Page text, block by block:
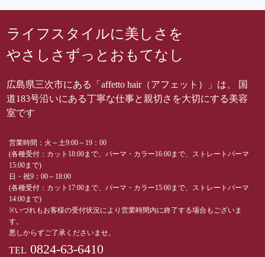
ライフスタイルに美しさを
やさしさずっとおもてなし
広島県三次市にある「affetto hair（アフェット）」は、 国
道183号沿いにある丁寧な仕事と親切さを大切にする美容
室です
営業時間：火～土9:00～19：00
(各種受付：カット18:00まで、パーマ・カラー16:00まで、ストレートパーマ
15:00まで)
日・祝9：00～18:00
(各種受付：カット17:00まで、パーマ・カラー15:00まで、ストレートパーマ
14:00まで)
※いづれもお客様の受付状況により営業時間内に終了する場合もございま
す。
悪しからずご了承くださいませ。
TEL 0824-63-6410